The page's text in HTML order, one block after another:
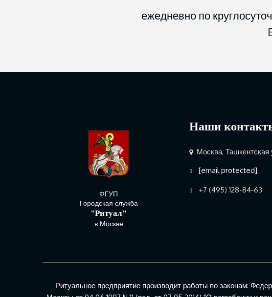
ежедневно по
ФГУП
Городская служба
"Ритуал"
в Москве
Наши
Москва, Ташкентская
[email protected]
+7 (495) 128-84-63
Ритуальное предприятие производит работы по законам: